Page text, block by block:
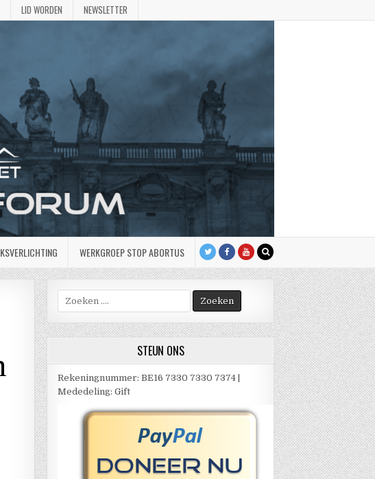
LID WORDEN NEWSLETTER
WERKGROEP STOP ABORTUS
Zoek
naar:
STEUN ONS
Rekeningnummer: BE16 7330 7330 7374 |
Mededeling: Gift